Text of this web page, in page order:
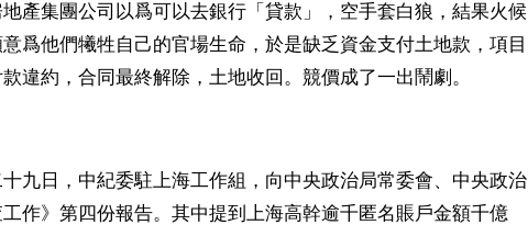
產集團公司以爲可以去銀行「貸款」，空手套白狼，結果火候
爲他們犧牲自己的官場生命，於是缺乏資金支付土地款，項目
違約，合同最終解除，土地收回。競價成了一出鬧劇。
九日，中紀委駐上海工作組，向中央政治局常委會、中央政治
作》第四份報告。其中提到上海高幹逾千匿名賬戶金額千億